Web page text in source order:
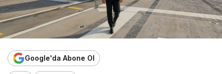
Google'da Abone Ol